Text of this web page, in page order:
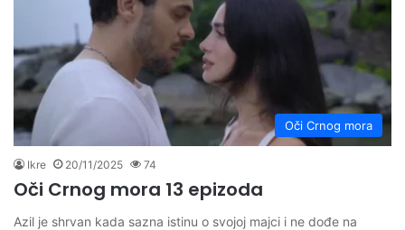
Oči Crnog mora
Ikre 20/11/2025 74
Oči Crnog mora 13 epizoda
Azil je shrvan kada sazna istinu o svojoj majci i ne dođe na